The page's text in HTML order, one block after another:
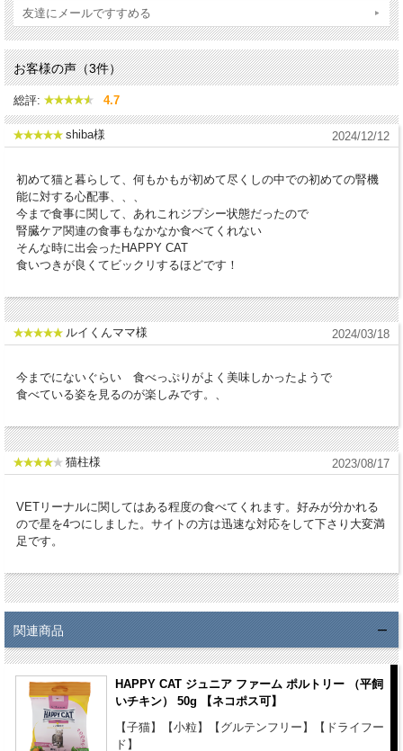
よる食欲低下に配慮し、特に嗜好性の高いビーフ、ポー
ク、チキンを使用した美味しいレシピで食事量を増や
し、愛猫の栄養吸収をサポートします。血液を浄化し腎
機能をサポートする作用があるとして古来より使用され
ているカンバ葉(バーチリーフ)やタンポポなどのハーブ
を配合しています。
・この食事療法食の対象 - 慢性腎不全、急性腎障害
・使用が推奨されない病態等 - 生後12ヶ月未満の成長
期、妊娠授乳期、膵炎、高脂血症、脂質消化不良の猫
原材料：米粉、グリーブス(脱脂ハラミ肉17%)、ポテトフレーク、ポ
ルトリー脂肪、ポルトリープロテイン** (8%)、リグノセルロース、キ
ャロット*、ひまわり油、加水分解フィッシュ*、炭酸カルシウム、塩
化カリウム、菜種油、コーン、イースト抽出物*、チコリパウダー、ユ
ッカシジゲラ*、サッカロマイセス・セレビシエ*、塩化ナトリウム、
海藻*、亜麻仁、ミルクシスル、アーティチョーク、タンポポ
アンダー、ローズマリー、セージ、リコリス根、タイム(乾燥ハーブ合
計0.02%)、ビタミン類(ビタミンA、ビタミンD3、ビタミンE、ビタミ
ンB1、ビタミンB2、ビタミンB6、ビオチン、Dパントテン酸カルシウ
ム、ナイアシン、ビタミンB12、葉酸、コリン)、ミネラル類（鉄、
銅、亜鉛、マンガン、ヨウ素酸カルシウム、亜セレン酸ナトリウ
として)(*乾燥**乾燥一部加水分解)
成分：
粗脂肪 - 16.0 %以上
粗灰分 - 4.0 %以下
粗炭水化物 - 41.5 %
水分 - 9 %以下
カルシウム - 0.35 %
リン - 0.30 %
カリウム - 0.65 %
友達にメールですすめる
お客様の声（3件）
総評: 4.7
shiba様 2024/12/12
初めて猫と暮らして、何もかもが初めて尽くしの中での初めての腎機
能に対する心配事、、、
今まで食事に関して、あれこれジプシー状態だったので
腎臓ケア関連の食事もなかなか食べてくれない
そんな時に出会ったHAPPY CAT
食いつきが良くてビックリするほどです！
ルイくんママ様 2024/03/18
今までにないぐらい 食べっぷりがよく美味しかったようで
食べている姿を見るのが楽しみです。、
猫柱様 2023/08/17
VETリーナルに関してはある程度の食べてくれます。好みが分かれる
ので星を4つにしました。サイトの方は迅速な対応をして下さり大変満
足です。
関連商品
HAPPY CAT ジュニア ファーム ポルトリー （平飼
いチキン） 50g 【ネコポス可】
【子猫】【小粒】【グルテンフリー】【ドライフー
ド】